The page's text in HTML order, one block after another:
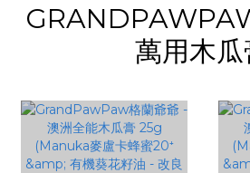
萬用木瓜